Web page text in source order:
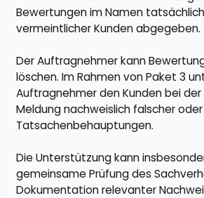
Bewertungen im Namen
vermeintlicher Kunden abgegeben.
Der Auftragnehmer kann
löschen. Im Rahmen von Paket 3
Auftragnehmer den Kunden bei der
Meldung nachweislich falscher
Tatsachenbehauptungen.
Die Unterstützung kann
gemeinsame Prüfung des
Dokumentation relevanter